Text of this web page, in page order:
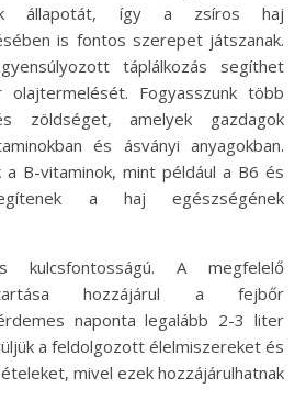
állapotát, így a zsíros haj
is fontos szerepet játszanak.
táplálkozás segíthet
Fogyasszunk több
zöldséget, amelyek gazdagok
és ásványi anyagokban.
a B-vitaminok, mint például a B6 és
a haj egészségének
kulcsfontosságú. A megfelelő
hozzájárul a fejbőr
naponta legalább 2-3 liter
a feldolgozott élelmiszereket és
mivel ezek hozzájárulhatnak